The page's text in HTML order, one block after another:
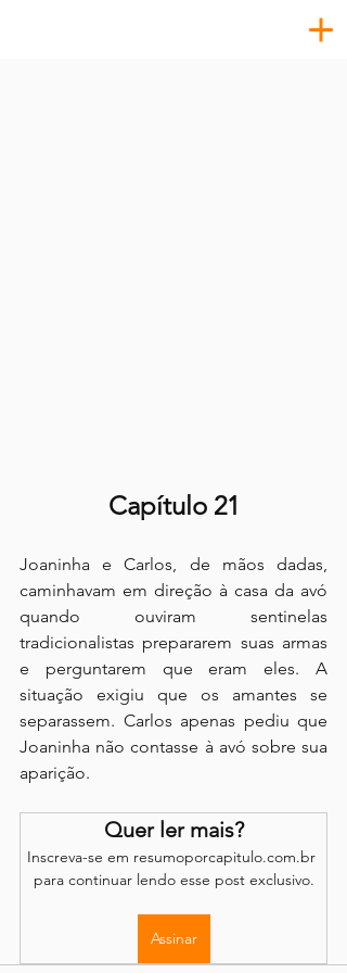
Capítulo 21
Joaninha e Carlos, de mãos dadas,
caminhavam em direção à casa da avó
quando ouviram sentinelas
tradicionalistas prepararem suas armas
e perguntarem que eram eles. A
situação exigiu que os amantes se
separassem. Carlos apenas pediu que
Joaninha não contasse à avó sobre sua
aparição.
Quer ler mais?
Inscreva-se em resumoporcapitulo.com.br
para continuar lendo esse post exclusivo.
Assinar